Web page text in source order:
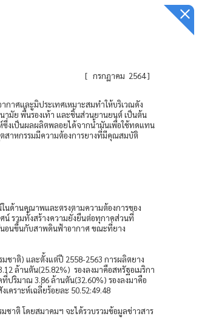
[ กรกฏาคม 2564]
าศและูมิประเทศเหมาะสมทำให้บริเวณดัง
มัย พื้นรองเท้า และชิ้นส่วนยานยนต์ เป็นต้น
ซึ่งเป็นผลผลิตพลอยได้จากน้ำมันเพื่อใช้ทดแทน
สาหกรรมมีความต้องการยางที่มีคุณสมบัติ
นด้านคุณาพและตรงตามความต้องการของ
น์ รวมทั้งสร้างความยั่งยืนต่อทุกาคส่วนที่
นอนขึ้นกับสาพดินฟ้าอากาศ ขณะที่ยาง
ชาติ) และตั้งแต่ปี 2558-2563 การผลิตยาง
ล้านตัน(25.82%) รองลงมาคือสหรัฐอเมริกา
ปริมาณ 3.86 ล้านตัน(32.60%) รองลงมาคือ
คราะห์เฉลี่ยร้อยละ 50.52:49.48
ชาติ โดยสมาคมฯ จะได้รวบรวมข้อมูลข่าวสาร